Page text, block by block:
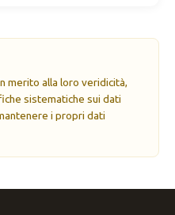
merito alla loro veridicità,
sistematiche sui dati
i propri dati